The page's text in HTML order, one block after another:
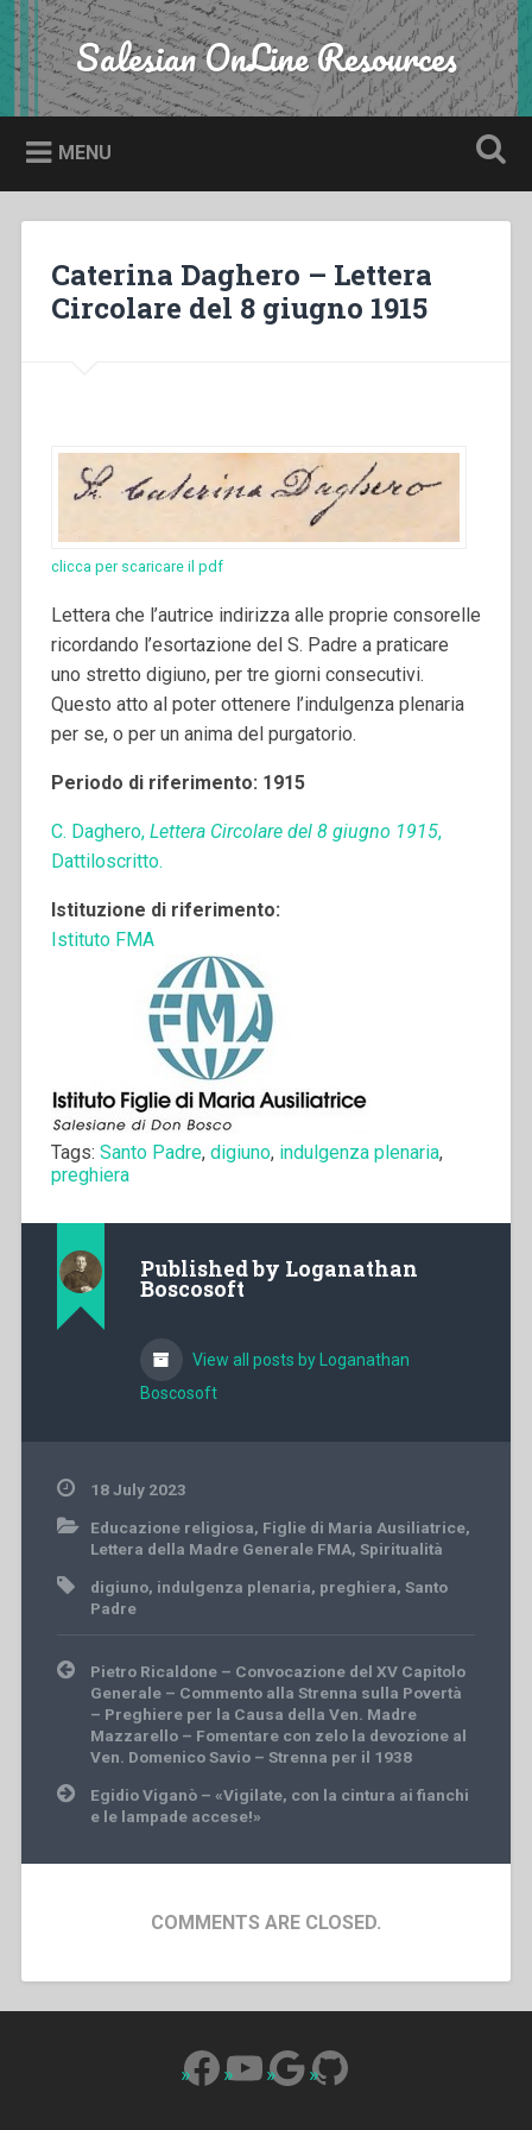
Skip
to
content
Search Salesian OnLine Resources
MENU
Caterina Daghero – Lettera
Circolare del 8 giugno 1915
clicca per scaricare il pdf
Lettera che l’autrice indirizza alle proprie consorelle
ricordando l’esortazione del S. Padre a praticare
uno stretto digiuno, per tre giorni consecutivi.
Questo atto al poter ottenere l’indulgenza plenaria
per se, o per un anima del purgatorio.
Periodo di riferimento: 1915
C. Daghero, Lettera Circolare del 8 giugno 1915,
Dattiloscritto.
Istituzione di riferimento:
Istituto FMA
Tags: Santo Padre, digiuno, indulgenza plenaria,
preghiera
Published by Loganathan
Boscosoft
View all posts by Loganathan
Boscosoft
18 July 2023
Educazione religiosa, Figlie di Maria Ausiliatrice,
Lettera della Madre Generale FMA, Spiritualità
digiuno, indulgenza plenaria, preghiera, Santo
Padre
Post
navigation
Pietro Ricaldone – Convocazione del XV Capitolo
Generale – Commento alla Strenna sulla Povertà
– Preghiere per la Causa della Ven. Madre
Mazzarello – Fomentare con zelo la devozione al
Ven. Domenico Savio – Strenna per il 1938
Egidio Viganò – «Vigilate, con la cintura ai fianchi
e le lampade accese!»
COMMENTS ARE CLOSED.
Facebook
YouTube
Google
GitHub